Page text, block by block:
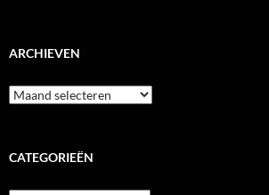
ARCHIEVEN
Archieven
CATEGORIEËN